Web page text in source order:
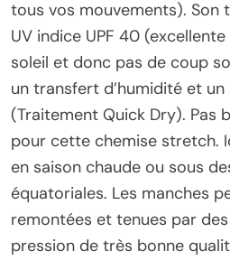
tous vos mouvements).
UV indice UPF 40
soleil et donc pas de coup
un transfert d’humidité et
(Traitement Quick Dry). Pas
pour cette chemise stretch.
en saison chaude ou sous
équatoriales. Les manches
remontées et tenues par
pression de très bonne